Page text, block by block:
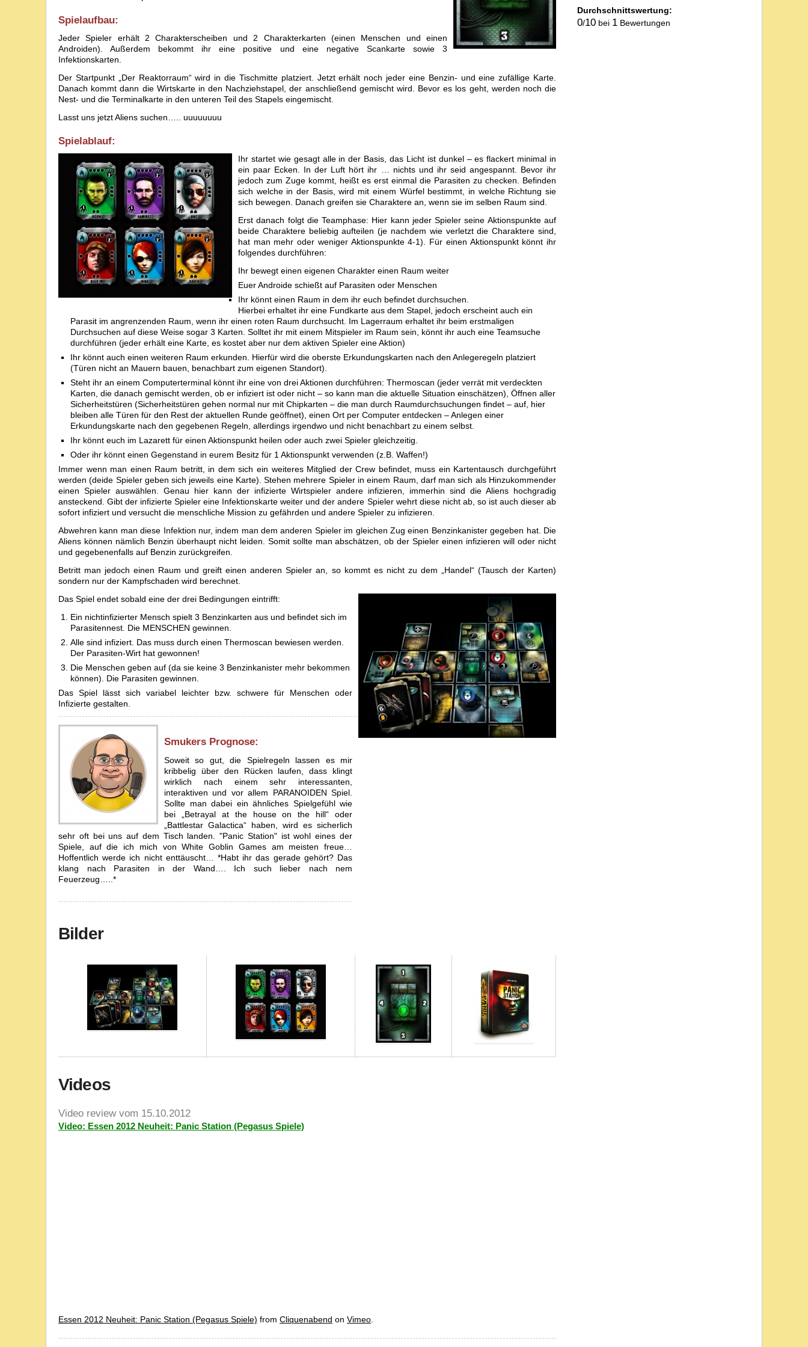
Durchschnittswertung:
0/10bei 1Bewertungen
Spielaufbau:
Jeder Spieler erhält 2 Charakterscheiben und 2 Charakterkarten (einen Menschen und einen
Androiden). Außerdem bekommt ihr eine positive und eine negative Scankarte sowie 3
Infektionskarten.
Der Startpunkt „Der Reaktorraum“ wird in die Tischmitte platziert. Jetzt erhält noch jeder eine Benzin- und eine zufällige Karte.
Danach kommt dann die Wirtskarte in den Nachziehstapel, der anschließend gemischt wird. Bevor es los geht, werden noch die
Nest- und die Terminalkarte in den unteren Teil des Stapels eingemischt.
Lasst uns jetzt Aliens suchen….. uuuuuuuu
Spielablauf:
Ihr startet wie gesagt alle in der Basis, das Licht ist dunkel – es flackert minimal in
ein paar Ecken. In der Luft hört ihr … nichts und ihr seid angespannt. Bevor ihr
jedoch zum Zuge kommt, heißt es erst einmal die Parasiten zu checken. Befinden
sich welche in der Basis, wird mit einem Würfel bestimmt, in welche Richtung sie
sich bewegen. Danach greifen sie Charaktere an, wenn sie im selben Raum sind.
Erst danach folgt die Teamphase: Hier kann jeder Spieler seine Aktionspunkte auf
beide Charaktere beliebig aufteilen (je nachdem wie verletzt die Charaktere sind,
hat man mehr oder weniger Aktionspunkte 4-1). Für einen Aktionspunkt könnt ihr
folgendes durchführen:
Ihr bewegt einen eigenen Charakter einen Raum weiter
Euer Androide schießt auf Parasiten oder Menschen
Ihr könnt einen Raum in dem ihr euch befindet durchsuchen.
Hierbei erhaltet ihr eine Fundkarte aus dem Stapel, jedoch erscheint auch ein
Parasit im angrenzenden Raum, wenn ihr einen roten Raum durchsucht. Im Lagerraum erhaltet ihr beim erstmaligen
Durchsuchen auf diese Weise sogar 3 Karten. Solltet ihr mit einem Mitspieler im Raum sein, könnt ihr auch eine Teamsuche
durchführen (jeder erhält eine Karte, es kostet aber nur dem aktiven Spieler eine Aktion)
Ihr könnt auch einen weiteren Raum erkunden. Hierfür wird die oberste Erkundungskarten nach den Anlegeregeln platziert
(Türen nicht an Mauern bauen, benachbart zum eigenen Standort).
Steht ihr an einem Computerterminal könnt ihr eine von drei Aktionen durchführen: Thermoscan (jeder verrät mit verdeckten
Karten, die danach gemischt werden, ob er infiziert ist oder nicht – so kann man die aktuelle Situation einschätzen), Öffnen aller
Sicherheitstüren (Sicherheitstüren gehen normal nur mit Chipkarten – die man durch Raumdurchsuchungen findet – auf, hier
bleiben alle Türen für den Rest der aktuellen Runde geöffnet), einen Ort per Computer entdecken – Anlegen einer
Erkundungskarte nach den gegebenen Regeln, allerdings irgendwo und nicht benachbart zu einem selbst.
Ihr könnt euch im Lazarett für einen Aktionspunkt heilen oder auch zwei Spieler gleichzeitig.
Oder ihr könnt einen Gegenstand in eurem Besitz für 1 Aktionspunkt verwenden (z.B. Waffen!)
Immer wenn man einen Raum betritt, in dem sich ein weiteres Mitglied der Crew befindet, muss ein Kartentausch durchgeführt
werden (deide Spieler geben sich jeweils eine Karte). Stehen mehrere Spieler in einem Raum, darf man sich als Hinzukommender
einen Spieler auswählen. Genau hier kann der infizierte Wirtspieler andere infizieren, immerhin sind die Aliens hochgradig
ansteckend. Gibt der infizierte Spieler eine Infektionskarte weiter und der andere Spieler wehrt diese nicht ab, so ist auch dieser ab
sofort infiziert und versucht die menschliche Mission zu gefährden und andere Spieler zu infizieren.
Abwehren kann man diese Infektion nur, indem man dem anderen Spieler im gleichen Zug einen Benzinkanister gegeben hat. Die
Aliens können nämlich Benzin überhaupt nicht leiden. Somit sollte man abschätzen, ob der Spieler einen infizieren will oder nicht
und gegebenenfalls auf Benzin zurückgreifen.
Betritt man jedoch einen Raum und greift einen anderen Spieler an, so kommt es nicht zu dem „Handel“ (Tausch der Karten)
sondern nur der Kampfschaden wird berechnet.
Das Spiel endet sobald eine der drei Bedingungen eintrifft:
Ein nichtinfizierter Mensch spielt 3 Benzinkarten aus und befindet sich im
Parasitennest. Die MENSCHEN gewinnen.
Alle sind infiziert. Das muss durch einen Thermoscan bewiesen werden.
Der Parasiten-Wirt hat gewonnen!
Die Menschen geben auf (da sie keine 3 Benzinkanister mehr bekommen
können). Die Parasiten gewinnen.
Das Spiel lässt sich variabel leichter bzw. schwere für Menschen oder
Infizierte gestalten.
Smukers Prognose:
Soweit so gut, die Spielregeln lassen es mir
kribbelig über den Rücken laufen, dass klingt
wirklich nach einem sehr interessanten,
interaktiven und vor allem PARANOIDEN Spiel.
Sollte man dabei ein ähnliches Spielgefühl wie
bei „Betrayal at the house on the hill“ oder
„Battlestar Galactica“ haben, wird es sicherlich
sehr oft bei uns auf dem Tisch landen. "Panic Station" ist wohl eines der
Spiele, auf die ich mich von White Goblin Games am meisten freue…
Hoffentlich werde ich nicht enttäuscht… *Habt ihr das gerade gehört? Das
klang nach Parasiten in der Wand…. Ich such lieber nach nem
Feuerzeug…..*
Bilder
Videos
Video review vom 15.10.2012
Video: Essen 2012 Neuheit: Panic Station (Pegasus Spiele)
Essen 2012 Neuheit: Panic Station (Pegasus Spiele) from Cliquenabend on Vimeo